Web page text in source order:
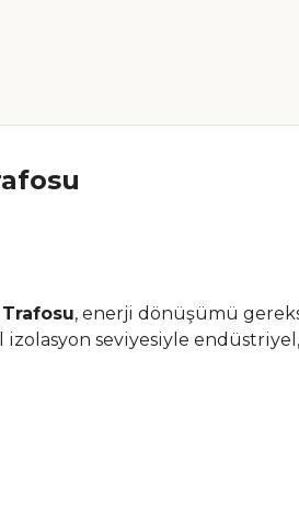
, enerji dönüşümü
seviyesiyle